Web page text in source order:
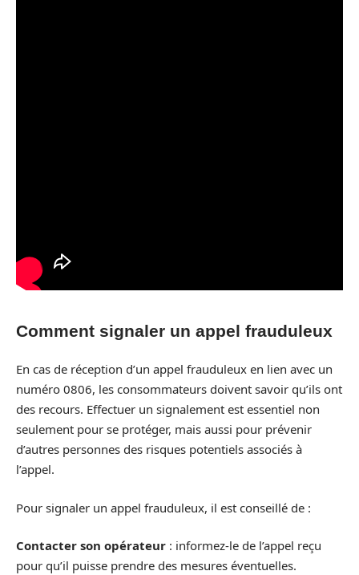
Comment signaler un appel frauduleux
En cas de réception d’un appel frauduleux en lien avec un
numéro 0806, les consommateurs doivent savoir qu’ils ont
des recours. Effectuer un signalement est essentiel non
seulement pour se protéger, mais aussi pour prévenir
d’autres personnes des risques potentiels associés à
l’appel.
Pour signaler un appel frauduleux, il est conseillé de :
Contacter son opérateur : informez-le de l’appel reçu
pour qu’il puisse prendre des mesures éventuelles.